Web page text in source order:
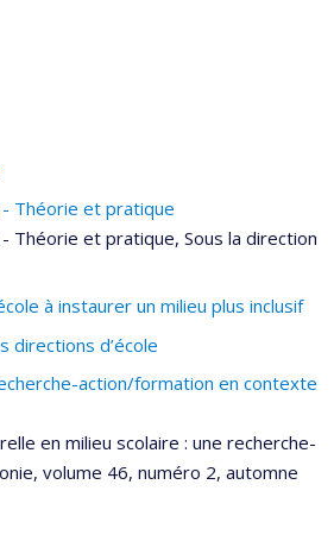
Théorie et pratique
Théorie et pratique, Sous la direction
à instaurer un milieu plus inclusif
directions d’école
action/formation en contexte
en milieu scolaire : une recherche-
volume 46, numéro 2, automne